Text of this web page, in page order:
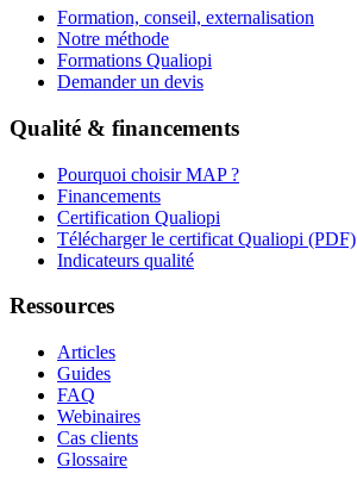
Formation, conseil, externalisation
Notre méthode
Formations Qualiopi
Demander un devis
Qualité & financements
Pourquoi choisir MAP ?
Financements
Certification Qualiopi
Télécharger le certificat Qualiopi (PDF)
Indicateurs qualité
Ressources
Articles
Guides
FAQ
Webinaires
Cas clients
Glossaire